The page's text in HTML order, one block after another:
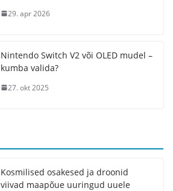
29. apr 2026
Nintendo Switch V2 või OLED mudel –
kumba valida?
27. okt 2025
Kosmilised osakesed ja droonid
viivad maapõue uuringud uuele